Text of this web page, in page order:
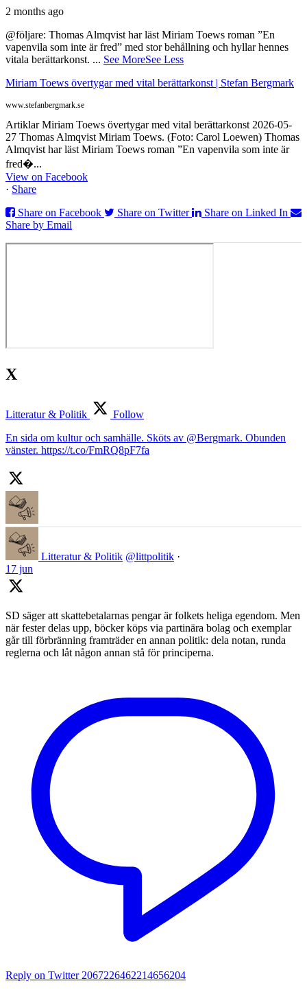
2 months ago
@följare: Thomas Almqvist har läst Miriam Toews roman ”En
vapenvila som inte är fred” med stor behållning och hyllar hennes
vitala berättarkonst. ... See MoreSee Less
Miriam Toews övertygar med vital berättarkonst | Stefan Bergmark
www.stefanbergmark.se
Artiklar Miriam Toews övertygar med vital berättarkonst 2026-05-
27 Thomas Almqvist Miriam Toews. (Foto: Carol Loewen) Thomas
Almqvist har läst Miriam Toews roman ”En vapenvila som inte är
fred�...
View on Facebook
· Share
Share on Facebook
Share on Twitter
Share on Linked In
Share by Email
X
Litteratur & Politik
Follow
En sida om kultur och samhälle. Sköts av @Bergmark. Obunden
vänster. https://t.co/FmRQ8pF7fa
Litteratur & Politik @littpolitik ·
17 jun
SD säger att skattebetalarnas pengar är folkets heliga egendom. Men
när fester delas upp, böcker köps via partinära bolag och exemplar
går till förbränning framträder en annan politik: dela notan, runda
reglerna och låt någon annan stå för principerna.
Reply on Twitter 2067226462214656204